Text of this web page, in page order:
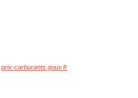
prix-carburants.gouv.fr